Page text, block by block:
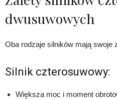
dwusuwowych
Oba rodzaje silników mają swoje
Silnik czterosuwowy:
Większa moc i moment